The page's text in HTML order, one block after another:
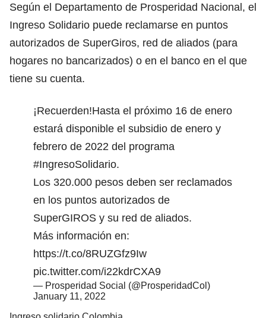
Según el Departamento de Prosperidad Nacional, el
Ingreso Solidario puede reclamarse en puntos
autorizados de SuperGiros, red de aliados (para
hogares no bancarizados) o en el banco en el que
tiene su cuenta.
¡Recuerden!Hasta el próximo 16 de enero
estará disponible el subsidio de enero y
febrero de 2022 del programa
#IngresoSolidario.
Los 320.000 pesos deben ser reclamados
en los puntos autorizados de
SuperGIROS y su red de aliados.
Más información en:
https://t.co/8RUZGfz9Iw
pic.twitter.com/i22kdrCXA9
— Prosperidad Social (@ProsperidadCol)
January 11, 2022